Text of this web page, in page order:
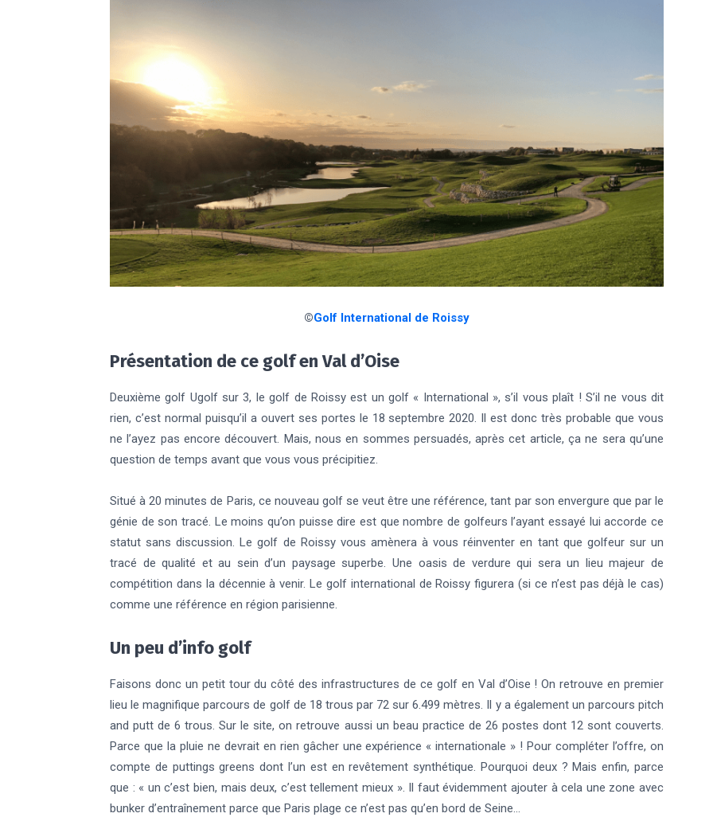
©Golf International de Roissy
Présentation de ce golf en Val d’Oise
Deuxième golf Ugolf sur 3, le golf de Roissy est un golf « International », s’il vous plaît ! S’il ne vous dit
rien, c’est normal puisqu’il a ouvert ses portes le 18 septembre 2020. Il est donc très probable que vous
ne l’ayez pas encore découvert. Mais, nous en sommes persuadés, après cet article, ça ne sera qu’une
question de temps avant que vous vous précipitiez.
Situé à 20 minutes de Paris, ce nouveau golf se veut être une référence, tant par son envergure que par le
génie de son tracé. Le moins qu’on puisse dire est que nombre de golfeurs l’ayant essayé lui accorde ce
statut sans discussion. Le golf de Roissy vous amènera à vous réinventer en tant que golfeur sur un
tracé de qualité et au sein d’un paysage superbe. Une oasis de verdure qui sera un lieu majeur de
compétition dans la décennie à venir. Le golf international de Roissy figurera (si ce n’est pas déjà le cas)
comme une référence en région parisienne.
Un peu d’info golf
Faisons donc un petit tour du côté des infrastructures de ce golf en Val d’Oise ! On retrouve en premier
lieu le magnifique parcours de golf de 18 trous par 72 sur 6.499 mètres. Il y a également un parcours pitch
and putt de 6 trous. Sur le site, on retrouve aussi un beau practice de 26 postes dont 12 sont couverts.
Parce que la pluie ne devrait en rien gâcher une expérience « internationale » ! Pour compléter l’offre, on
compte de puttings greens dont l’un est en revêtement synthétique. Pourquoi deux ? Mais enfin, parce
que : « un c’est bien, mais deux, c’est tellement mieux ». Il faut évidemment ajouter à cela une zone avec
bunker d’entraînement parce que Paris plage ce n’est pas qu’en bord de Seine…